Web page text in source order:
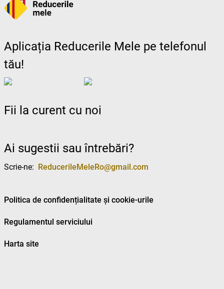
Aplicația Reducerile Mele pe telefonul
tău!
Fii la curent cu noi
Ai sugestii sau întrebări?
Scrie-ne: ReducerileMeleRo@gmail.com
Politica de confidențialitate și cookie-urile
Regulamentul serviciului
Harta site